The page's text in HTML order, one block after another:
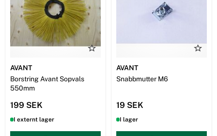
AVANT
Borstring Avant Sopvals
550mm
199 SEK
I externt lager
AVANT
Snabbmutter M6
19 SEK
I lager